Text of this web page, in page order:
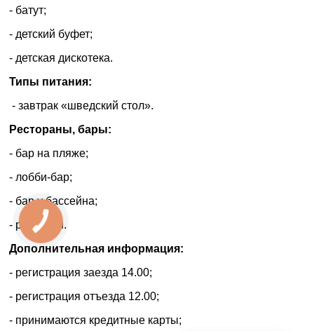
- батут;
- детский буфет;
- детская дискотека.
Типы питания:
- завтрак «шведский стол».
Рестораны, бары:
- бар на пляже;
- лобби-бар;
- бар у бассейна;
- ресторан.
Дополнительная информация:
- регистрация заезда 14.00;
- регистрация отъезда 12.00;
- принимаются кредитные карты;
КНОПКА
ЗВ'ЯЗКУ